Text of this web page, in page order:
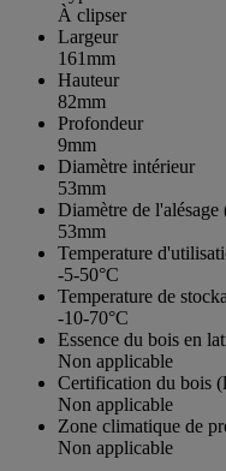
À clipser
Largeur
161mm
Hauteur
82mm
Profondeur
9mm
Diamètre intérieur
53mm
Diamètre de l'alésage
53mm
Temperature
-5-50°C
Temperature de
-10-70°C
Essence du bois en
Non applicable
Certification du bois
Non applicable
Zone climatique de
Non applicable